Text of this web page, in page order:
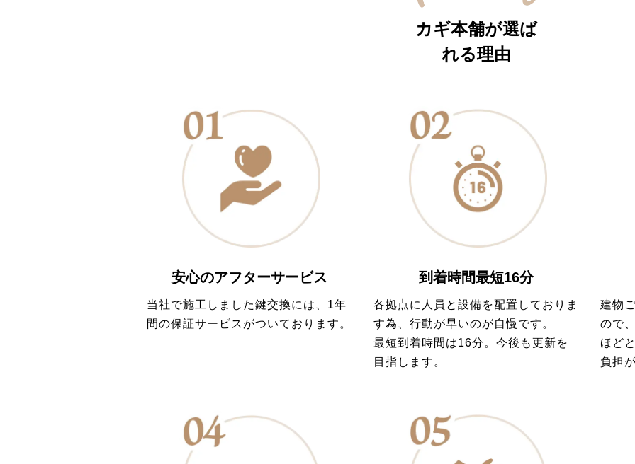
カギ本舗が選ば
れる理由
安心のアフターサービス
当社で施工しました鍵交換には、1年
間の保証サービスがついております。
到着時間最短16分
各拠点に人員と設備を配置しておりま
す為、行動が早いのが自慢です。
最短到着時間は16分。今後も更新を
目指します。
建物
ので
ほど
負担